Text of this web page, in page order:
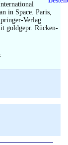
in Space. Paris,
Verlag
goldgepr. Rücken-